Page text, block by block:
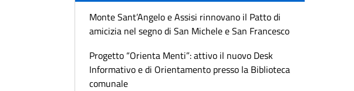
Monte Sant’Angelo e Assisi rinnovano il Patto di
amicizia nel segno di San Michele e San Francesco
Progetto “Orienta Menti”: attivo il nuovo Desk
Informativo e di Orientamento presso la Biblioteca
comunale